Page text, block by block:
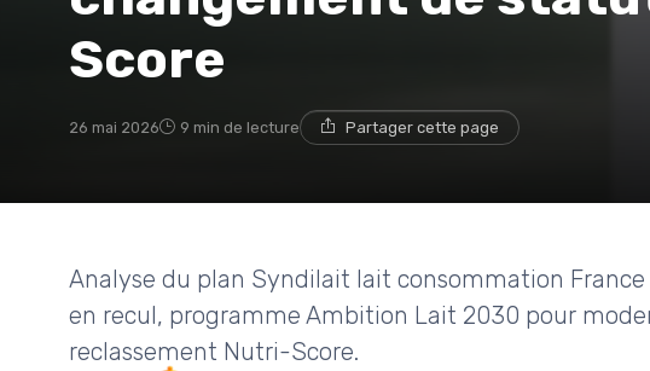
Score
26 mai 2026 9 min de lecture Partager cette page
Analyse du plan Syndilait lait consommation
en recul, programme Ambition Lait 2030 pour
reclassement Nutri-Score.